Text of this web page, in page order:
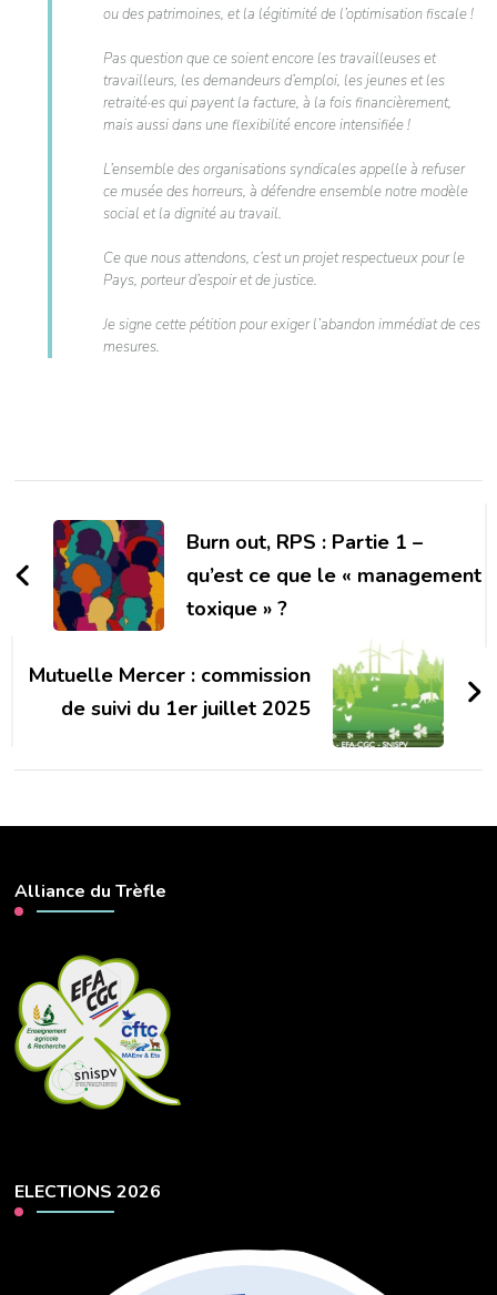
ou des patrimoines, et la légitimité de l’optimisation fiscale !
Pas question que ce soient encore les travailleuses et
travailleurs, les demandeurs d’emploi, les jeunes et les
retraité·es qui payent la facture, à la fois financièrement,
mais aussi dans une flexibilité encore intensifiée !
L’ensemble des organisations syndicales appelle à refuser
ce musée des horreurs, à défendre ensemble notre modèle
social et la dignité au travail.
Ce que nous attendons, c’est un projet respectueux pour le
Pays, porteur d’espoir et de justice.
Je signe cette pétition pour exiger l’abandon immédiat de ces
mesures.
d'article
Burn out, RPS : Partie 1 –
qu’est ce que le « management
toxique » ?
Mutuelle Mercer : commission
de suivi du 1er juillet 2025
Alliance du Trèfle
ELECTIONS 2026